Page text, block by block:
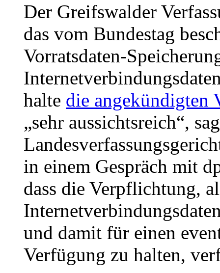
Der Greifswalder
das vom Bundestag
Vorratsdaten-
halte die angekündigten
„sehr aussichtsreich“,
in einem Gespräch mit
dass die Verpflichtung,
und damit für einen
Verfügung zu halten,